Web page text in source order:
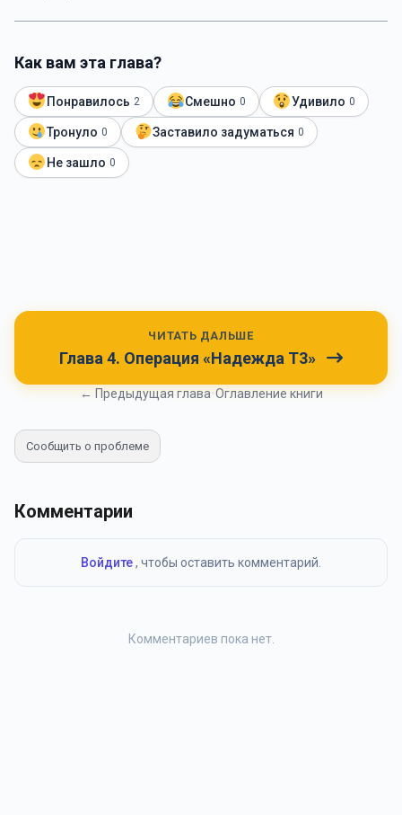
Как вам эта глава?
Понравилось 2 Смешно 0 Удивило 0
Тронуло 0 Заставило задуматься 0
Не зашло 0
ЧИТАТЬ ДАЛЬШЕ
Глава 4. Операция «Надежда Т3»
← Предыдущая глава Оглавление книги
Сообщить о проблеме
Комментарии
Войдите, чтобы оставить комментарий.
Комментариев пока нет.